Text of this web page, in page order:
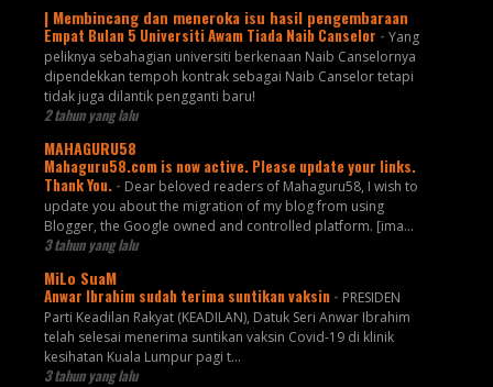
| Membincang dan meneroka isu hasil pengembaraan
Empat Bulan 5 Universiti Awam Tiada Naib Canselor - Yang
peliknya sebahagian universiti berkenaan Naib Canselornya
dipendekkan tempoh kontrak sebagai Naib Canselor tetapi
tidak juga dilantik pengganti baru!
2 tahun yang lalu
MAHAGURU58
Mahaguru58.com is now active. Please update your links.
Thank You. - Dear beloved readers of Mahaguru58, I wish to
update you about the migration of my blog from using
Blogger, the Google owned and controlled platform. [ima...
3 tahun yang lalu
MiLo SuaM
Anwar Ibrahim sudah terima suntikan vaksin - PRESIDEN
Parti Keadilan Rakyat (KEADILAN), Datuk Seri Anwar Ibrahim
telah selesai menerima suntikan vaksin Covid-19 di klinik
kesihatan Kuala Lumpur pagi t...
3 tahun yang lalu